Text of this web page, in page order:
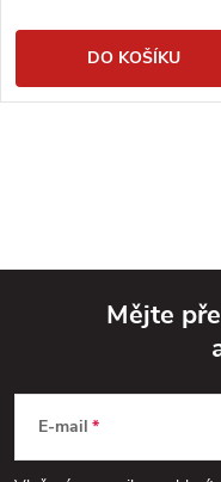
DO KOŠÍKU
Mějte
E-mail